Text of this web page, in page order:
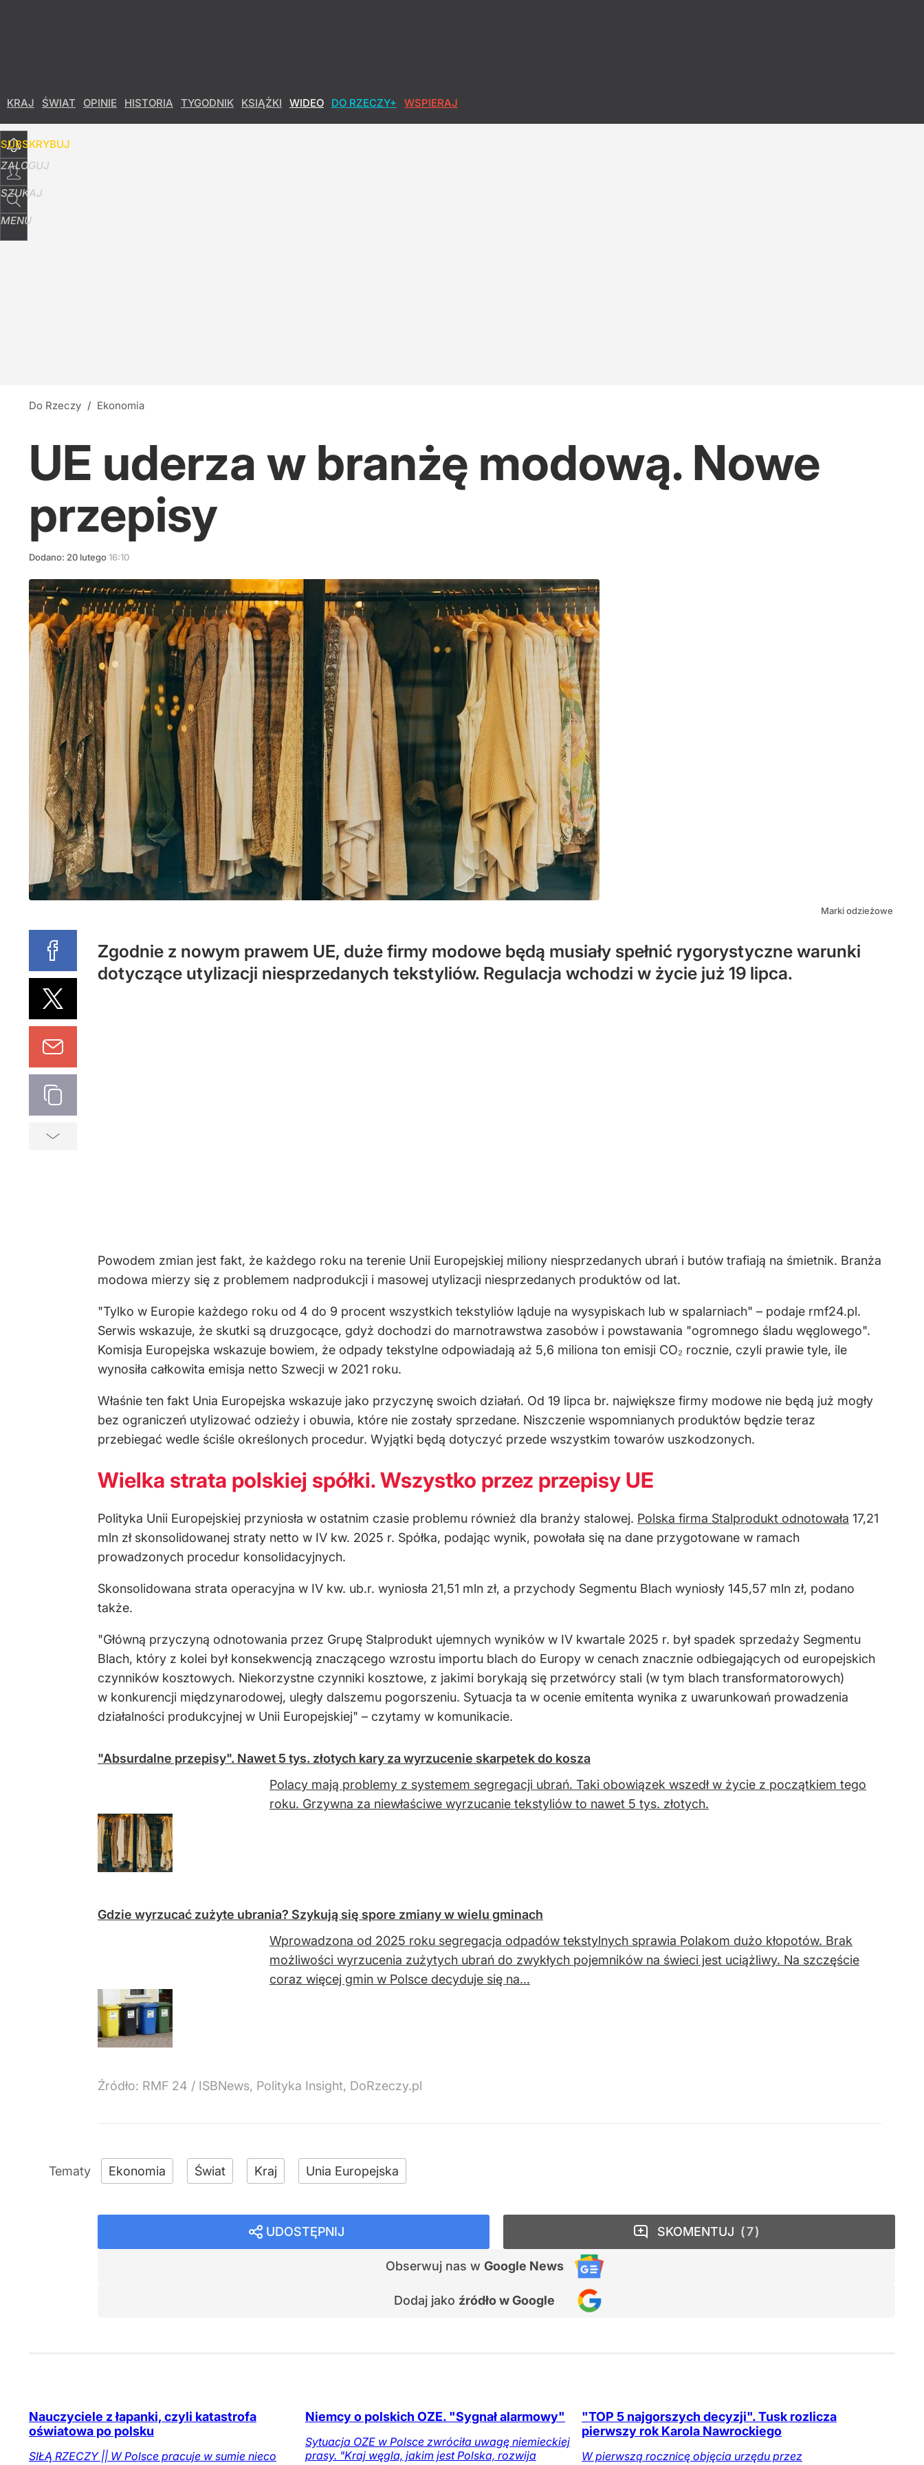
KRAJ ŚWIAT OPINIE HISTORIA TYGODNIK KSIĄŻKI WIDEO DO RZECZY+ WSPIERAJ
SUBSKRYBUJ
ZALOGUJ
SZUKAJ
MENU
Do Rzeczy / Ekonomia
UE uderza w branżę modową. Nowe
przepisy
Dodano: 20 lutego16:10
Marki odzieżowe
Zgodnie z nowym prawem UE, duże firmy modowe będą musiały spełnić rygorystyczne warunki
dotyczące utylizacji niesprzedanych tekstyliów. Regulacja wchodzi w życie już 19 lipca.
Powodem zmian jest fakt, że każdego roku na terenie Unii Europejskiej miliony niesprzedanych ubrań i butów trafiają na śmietnik. Branża
modowa mierzy się z problemem nadprodukcji i masowej utylizacji niesprzedanych produktów od lat.
"Tylko w Europie każdego roku od 4 do 9 procent wszystkich tekstyliów ląduje na wysypiskach lub w spalarniach" – podaje rmf24.pl.
Serwis wskazuje, że skutki są druzgocące, gdyż dochodzi do marnotrawstwa zasobów i powstawania "ogromnego śladu węglowego".
Komisja Europejska wskazuje bowiem, że odpady tekstylne odpowiadają aż 5,6 miliona ton emisji CO₂ rocznie, czyli prawie tyle, ile
wynosiła całkowita emisja netto Szwecji w 2021 roku.
Właśnie ten fakt Unia Europejska wskazuje jako przyczynę swoich działań. Od 19 lipca br. największe firmy modowe nie będą już mogły
bez ograniczeń utylizować odzieży i obuwia, które nie zostały sprzedane. Niszczenie wspomnianych produktów będzie teraz
przebiegać wedle ściśle określonych procedur. Wyjątki będą dotyczyć przede wszystkim towarów uszkodzonych.
Wielka strata polskiej spółki. Wszystko przez przepisy UE
Polityka Unii Europejskiej przyniosła w ostatnim czasie problemu również dla branży stalowej. Polska firma Stalprodukt odnotowała 17,21
mln zł skonsolidowanej straty netto w IV kw. 2025 r. Spółka, podając wynik, powołała się na dane przygotowane w ramach
prowadzonych procedur konsolidacyjnych.
Skonsolidowana strata operacyjna w IV kw. ub.r. wyniosła 21,51 mln zł, a przychody Segmentu Blach wyniosły 145,57 mln zł, podano
także.
"Główną przyczyną odnotowania przez Grupę Stalprodukt ujemnych wyników w IV kwartale 2025 r. był spadek sprzedaży Segmentu
Blach, który z kolei był konsekwencją znaczącego wzrostu importu blach do Europy w cenach znacznie odbiegających od europejskich
czynników kosztowych. Niekorzystne czynniki kosztowe, z jakimi borykają się przetwórcy stali (w tym blach transformatorowych)
w konkurencji międzynarodowej, uległy dalszemu pogorszeniu. Sytuacja ta w ocenie emitenta wynika z uwarunkowań prowadzenia
działalności produkcyjnej w Unii Europejskiej" – czytamy w komunikacie.
"Absurdalne przepisy". Nawet 5 tys. złotych kary za wyrzucenie skarpetek do kosza
Polacy mają problemy z systemem segregacji ubrań. Taki obowiązek wszedł w życie z początkiem tego
roku. Grzywna za niewłaściwe wyrzucanie tekstyliów to nawet 5 tys. złotych.
Gdzie wyrzucać zużyte ubrania? Szykują się spore zmiany w wielu gminach
Wprowadzona od 2025 roku segregacja odpadów tekstylnych sprawia Polakom dużo kłopotów. Brak
możliwości wyrzucenia zużytych ubrań do zwykłych pojemników na świeci jest uciążliwy. Na szczęście
coraz więcej gmin w Polsce decyduje się na...
Źródło: RMF 24 / ISBNews, Polityka Insight, DoRzeczy.pl
Ekonomia Świat Kraj Unia Europejska
UDOSTĘPNIJ
Obserwuj nas w Google News
Dodaj jako źródło w Google
SKOMENTUJ 7
Nauczyciele z łapanki, czyli katastrofa
oświatowa po polsku
SIŁĄ RZECZY || W Polsce pracuje w sumie nieco
Niemcy o polskich OZE. "Sygnał alarmowy"
Sytuacja OZE w Polsce zwróciła uwagę niemieckiej
prasy. "Kraj węgla, jakim jest Polska, rozwija
"TOP 5 najgorszych decyzji". Tusk rozlicza
pierwszy rok Karola Nawrockiego
W pierwszą rocznicę objęcia urzędu przez